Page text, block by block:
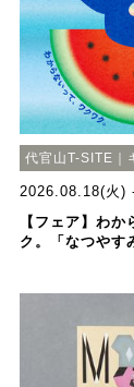
代官山T-SITE｜
2026.08.18(火)
【フェア】わ
ク。「なつやす